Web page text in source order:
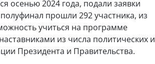
осенью 2024 года, подали заявки
прошли 292 участника, из
учиться на программе
из числа политических и
Президента и Правительства.